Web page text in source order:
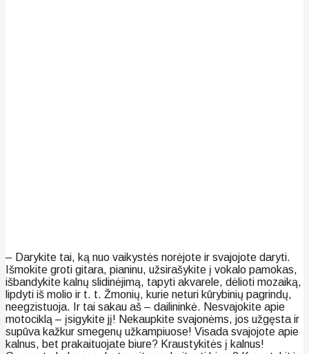
– Darykite tai, ką nuo vaikystės norėjote ir svajojote daryti.
Išmokite groti gitara, pianinu, užsirašykite į vokalo pamokas,
išbandykite kalnų slidinėjimą, tapyti akvarele, dėlioti mozaiką,
lipdyti iš molio ir t. t. Žmonių, kurie neturi kūrybinių pagrindų,
neegzistuoja. Ir tai sakau aš – dailininkė. Nesvajokite apie
motociklą – įsigykite jį! Nekaupkite svajonėms, jos užgęsta ir
supūva kažkur smegenų užkampiuose! Visada svajojote apie
kalnus, bet prakaituojate biure? Kraustykitės į kalnus!